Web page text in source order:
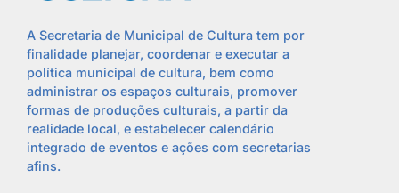
A Secretaria de Municipal de Cultura tem por
finalidade planejar, coordenar e executar a
política municipal de cultura, bem como
administrar os espaços culturais, promover
formas de produções culturais, a partir da
realidade local, e estabelecer calendário
integrado de eventos e ações com secretarias
afins.